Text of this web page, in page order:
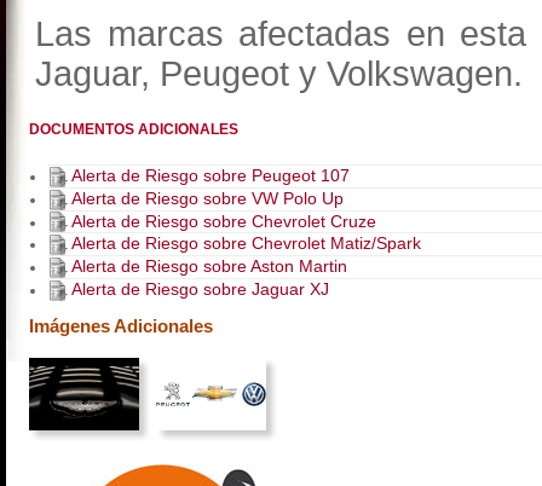
Las marcas afectadas en
Jaguar, Peugeot y Volkswagen.
DOCUMENTOS ADICIONALES
Alerta de Riesgo sobre Peugeot 107
Alerta de Riesgo sobre VW Polo Up
Alerta de Riesgo sobre Chevrolet Cruze
Alerta de Riesgo sobre Chevrolet Matiz/Spark
Alerta de Riesgo sobre Aston Martin
Alerta de Riesgo sobre Jaguar XJ
Imágenes Adicionales